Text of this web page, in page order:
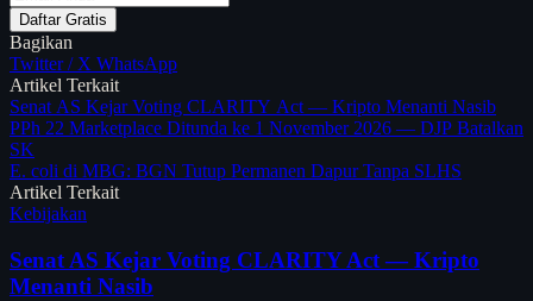
Daftar Gratis
Bagikan
Twitter / X WhatsApp
Artikel Terkait
Senat AS Kejar Voting CLARITY Act — Kripto Menanti Nasib
PPh 22 Marketplace Ditunda ke 1 November 2026 — DJP Batalkan
SK
E. coli di MBG: BGN Tutup Permanen Dapur Tanpa SLHS
Artikel Terkait
Kebijakan
Senat AS Kejar Voting CLARITY Act — Kripto
Menanti Nasib